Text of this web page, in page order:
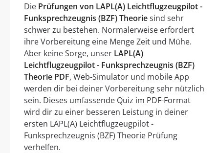
Die Prüfungen von LAPL(A) Leichtflugzeugpilot -
Funksprechzeugnis (BZF) Theoriesind sehr
schwer zu bestehen. Normalerweise erfordert
ihre Vorbereitung eine Menge Zeit und Mühe.
Aber keine Sorge, unser LAPL(A)
Leichtflugzeugpilot - Funksprechzeugnis (BZF)
Theorie PDF, Web-Simulator und mobile App
werden dir bei deiner Vorbereitung sehr nützlich
sein. Dieses umfassende Quiz im PDF-Format
wird dir zu einer besseren Leistung in deiner
ersten LAPL(A) Leichtflugzeugpilot -
Funksprechzeugnis (BZF) Theorie Prüfung
verhelfen.